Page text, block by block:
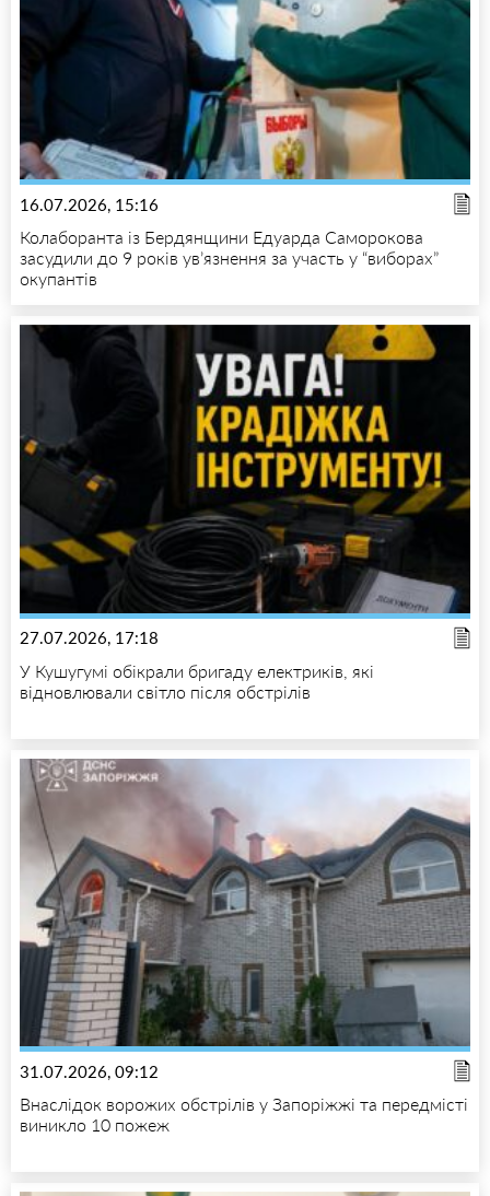
16.07.2026, 15:16
Колаборанта із Бердянщини Едуарда Саморокова
засудили до 9 років ув’язнення за участь у “виборах”
окупантів
27.07.2026, 17:18
У Кушугумі обікрали бригаду електриків, які
відновлювали світло після обстрілів
31.07.2026, 09:12
Внаслідок ворожих обстрілів у Запоріжжі та передмісті
виникло 10 пожеж